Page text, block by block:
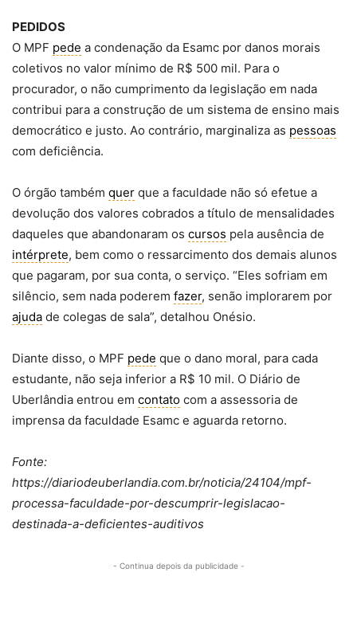
PEDIDOS
O MPF pede a condenação da Esamc por danos morais
coletivos no valor mínimo de R$ 500 mil. Para o
procurador, o não cumprimento da legislação em nada
contribui para a construção de um sistema de ensino mais
democrático e justo. Ao contrário, marginaliza as pessoas
com deficiência.
O órgão também quer que a faculdade não só efetue a
devolução dos valores cobrados a título de mensalidades
daqueles que abandonaram os cursos pela ausência de
intérprete, bem como o ressarcimento dos demais alunos
que pagaram, por sua conta, o serviço. “Eles sofriam em
silêncio, sem nada poderem fazer, senão implorarem por
ajuda de colegas de sala”, detalhou Onésio.
Diante disso, o MPF pede que o dano moral, para cada
estudante, não seja inferior a R$ 10 mil. O Diário de
Uberlândia entrou em contato com a assessoria de
imprensa da faculdade Esamc e aguarda retorno.
Fonte:
https://diariodeuberlandia.com.br/noticia/24104/mpf-
processa-faculdade-por-descumprir-legislacao-
destinada-a-deficientes-auditivos
- Continua depois da publicidade -